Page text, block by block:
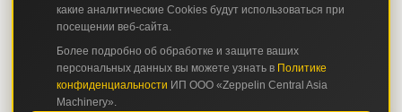
какие аналитические Cookies будут использоваться при
посещении веб-сайта.
Более подробно об обработке и защите ваших
персональных данных вы можете узнать в Политике
конфиденциальности ИП ООО «Zeppelin Central Asia
Machinery».